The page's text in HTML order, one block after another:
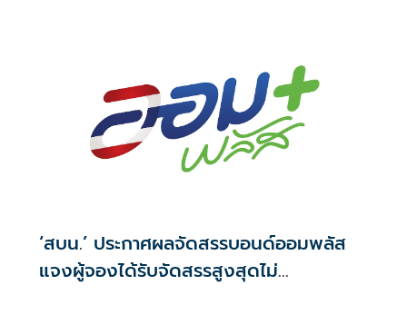
‘สบน.’ ประกาศผลจัดสรรบอนด์ออมพลัส
แจงผู้จองได้รับจัดสรรสูงสุดไม่